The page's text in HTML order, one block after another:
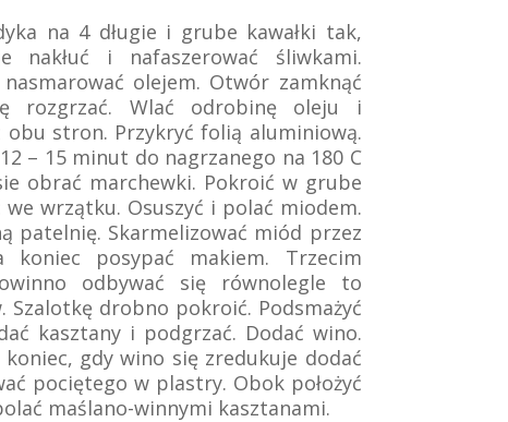
na 4 długie i grube kawałki tak,
nakłuć i nafaszerować śliwkami.
olejem. Otwór zamknąć
rozgrzać. Wlać odrobinę oleju i
obu stron. Przykryć folią aluminiową.
– 15 minut do nagrzanego na 180 C
obrać marchewki. Pokroić w grube
we wrzątku. Osuszyć i polać miodem.
patelnię. Skarmelizować miód przez
posypać makiem. Trzecim
odbywać się równolegle to
Szalotkę drobno pokroić. Podsmażyć
kasztany i podgrzać. Dodać wino.
gdy wino się zredukuje dodać
pociętego w plastry. Obok położyć
maślano-winnymi kasztanami.